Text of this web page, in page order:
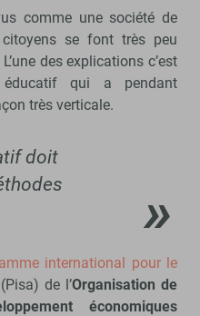
comme une société de
se font très peu
des explications c’est
éducatif qui a pendant
très verticale.
doit
international pour le
(Pisa) de l’Organisation de
économiques